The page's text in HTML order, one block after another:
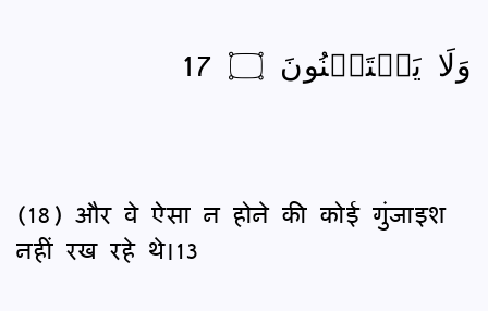
وَلَا يَسۡتَثۡنُونَ ۝ 17
(18) और वे ऐसा न होने की कोई गुंजाइश
नहीं रख रहे थे।13